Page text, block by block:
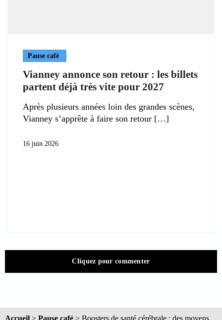
Pause café
Vianney annonce son retour : les billets
partent déjà très vite pour 2027
Après plusieurs années loin des grandes scènes,
Vianney s’apprête à faire son retour
16 juin 2026
Cliquez pour commenter
Accueil > Pause café > Boosters de santé cérébrale : des moyens